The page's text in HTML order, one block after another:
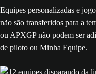
Equipes personalizadas e
não são transferidos para a
ou APXGP não podem ser
de piloto ou Minha Equipe.